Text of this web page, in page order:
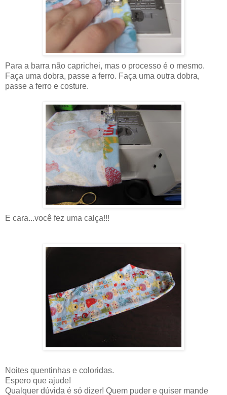
Para a barra não caprichei, mas o processo é o mesmo.
Faça uma dobra, passe a ferro. Faça uma outra dobra,
passe a ferro e costure.
E cara...você fez uma calça!!!
Noites quentinhas e coloridas.
Espero que ajude!
Qualquer dúvida é só dizer! Quem puder e quiser mande